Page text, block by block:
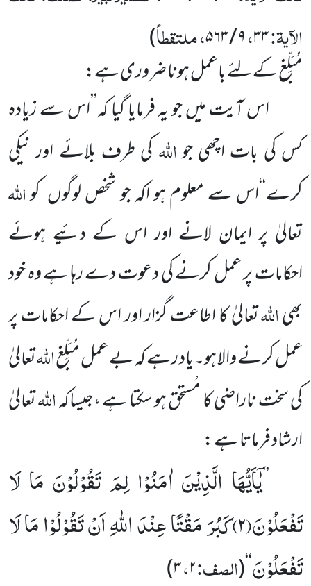
الآیۃ:۳۳،۹ / ۵۶۳ ، ملتقطاً)
مُبَلِّغ کے لئے باعمل ہونا ضروری ہے:
اس آیت میں جو یہ فرمایا گیا کہ’’اس سے زیادہ
کس کی بات اچھی جواللہکی طرف بلائے اور نیکی
کرے‘‘اس سے معلوم ہو اکہ جو شخص لوگوں کواللہ
تعالیٰ پر ایمان لانے اور اس کے دئیے ہوئے
احکامات پر عمل کرنے کی دعوت دے رہا ہے وہ خود
بھیاللہتعالیٰ کا اطاعت گزار اور اس کے احکامات پر
عمل کرنے والا ہو۔یاد رہے کہ بے عمل مُبَلِّغاللہتعالیٰ
کی سخت ناراضی کا مُستحق ہو سکتا ہے ،جیساکہاللہتعالیٰ
ارشاد فرماتا ہے :
’’یٰۤاَیُّهَا الَّذِیْنَ اٰمَنُوْا لِمَ تَقُوْلُوْنَ مَا لَا
تَفْعَلُوْنَ(۲)كَبُرَ مَقْتًا عِنْدَ اللّٰهِ اَنْ تَقُوْلُوْا مَا لَا
تَفْعَلُوْنَ‘‘(الصف:۲،۳)